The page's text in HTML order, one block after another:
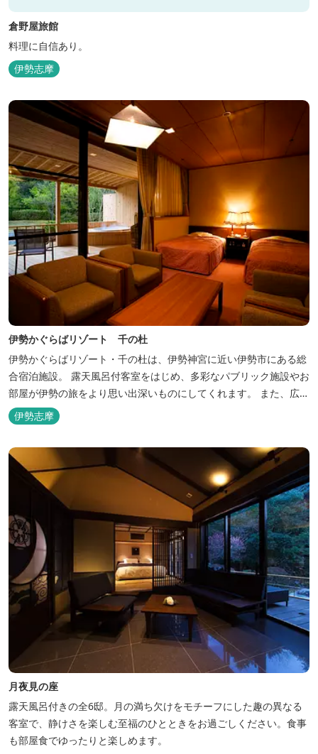
倉野屋旅館
料理に自信あり。
伊勢志摩
伊勢かぐらばリゾート 千の杜
伊勢かぐらばリゾート・千の杜は、伊勢神宮に近い伊勢市にある総
合宿泊施設。 露天風呂付客室をはじめ、多彩なパブリック施設やお
部屋が伊勢の旅をより思い出深いものにしてくれます。 また、広大
な敷地内にはテニスコート、野球場を始めとしたスポーツ施設や、
ウォータースライダーを有する流水プール、お子様が楽しめる児童
がら、充実した伊勢の一日を...
伊勢志摩
月夜見の座
露天風呂付きの全6邸。月の満ち欠けをモチーフにした趣の異なる
客室で、静けさを楽しむ至福のひとときをお過ごしください。食事
も部屋食でゆったりと楽しめます。